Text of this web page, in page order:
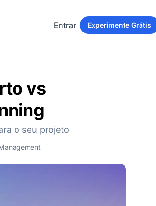
Entrar Experimente Grátis
vs
o seu projeto